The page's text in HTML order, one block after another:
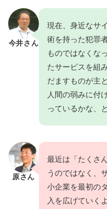
今井さん
現在、身近なサ
術を持った犯罪
ものではなくな
たサービスを組
だますものが主
人間の弱みに付
っているかな、
原さん
最近は「たくさ
うのではなく、
小企業を最初の
入を広げていく